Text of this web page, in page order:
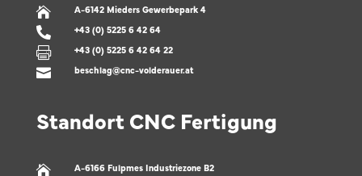
 A-6142 Mieders Gewerbepark 4
 +43 (0) 5225 6 42 64
 +43 (0) 5225 6 42 64 22
 beschlag@cnc-volderauer.at
Standort CNC Fertigung
 A-6166 Fulpmes Industriezone B2